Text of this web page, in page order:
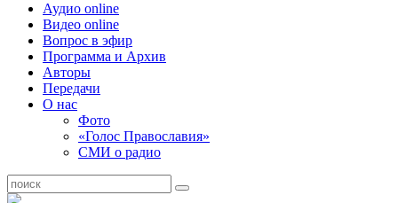
Аудио online
Видео online
Вопрос в эфир
Программа и Архив
Авторы
Передачи
О нас
Фото
«Голос Православия»
СМИ о радио